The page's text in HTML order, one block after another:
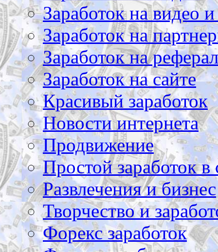
Заработок на видео
Заработок на
Заработок на
Заработок на сайте
Красивый заработок
Новости интернета
Продвижение
Простой заработок в
Развлечения и бизнес
Творчество и
Форекс заработок